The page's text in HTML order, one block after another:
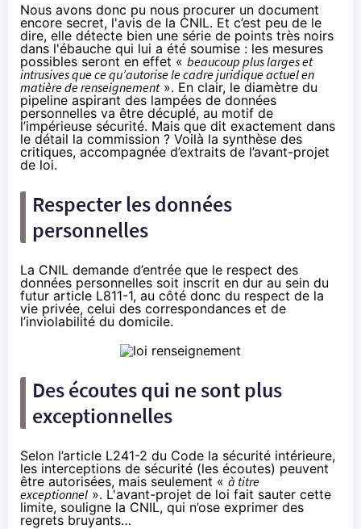
Nous avons donc pu nous procurer un document
encore secret, l'avis de la CNIL. Et c’est peu de le
dire, elle détecte bien une série de points très noirs
dans l'ébauche qui lui a été soumise : les mesures
possibles seront en effet « beaucoup plus larges et
intrusives que ce qu’autorise le cadre juridique actuel en
matière de renseignement». En clair, le diamètre du
pipeline aspirant des lampées de données
personnelles va être décuplé, au motif de
l’impérieuse sécurité. Mais que dit exactement dans
le détail la commission ? Voilà la synthèse des
critiques, accompagnée d’extraits de l’avant-projet
de loi.
Respecter les données
personnelles
La CNIL demande d’entrée que le respect des
données personnelles soit inscrit en dur au sein du
futur article L811-1, au côté donc du respect de la
vie privée, celui des correspondances et de
l’inviolabilité du domicile.
Des écoutes qui ne sont plus
exceptionnelles
Selon l’article L241-2 du Code la sécurité intérieure,
les interceptions de sécurité (les écoutes) peuvent
être autorisées, mais seulement « à titre
exceptionnel ». L'avant-projet de loi fait sauter cette
limite, souligne la CNIL, qui n’ose exprimer des
regrets bruyants…